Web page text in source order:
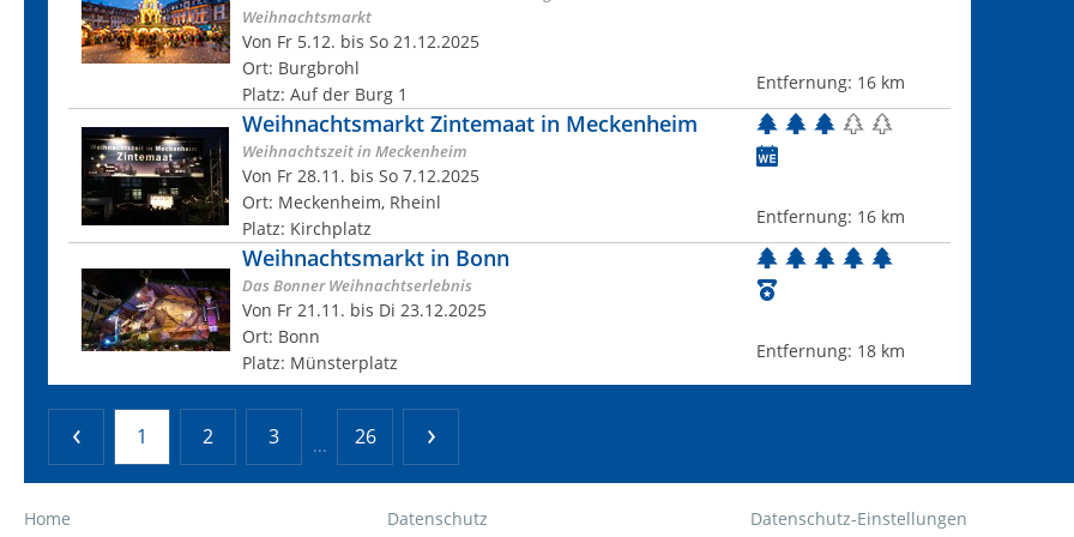
Weihnachtsmarkt
Von Fr 5.12. bis So 21.12.2025
Ort: Burgbrohl
Platz: Auf der Burg 1
Entfernung: 16 km
Weihnachtsmarkt Zintemaat in Meckenheim
Weihnachtszeit in Meckenheim
Von Fr 28.11. bis So 7.12.2025
Ort: Meckenheim, Rheinl
Platz: Kirchplatz
Entfernung: 16 km
Weihnachtsmarkt in Bonn
Das Bonner Weihnachtserlebnis
Von Fr 21.11. bis Di 23.12.2025
Ort: Bonn
Platz: Münsterplatz
Entfernung: 18 km
1 2 3 ... 26
Home Datenschutz Datenschutz-Einstellungen